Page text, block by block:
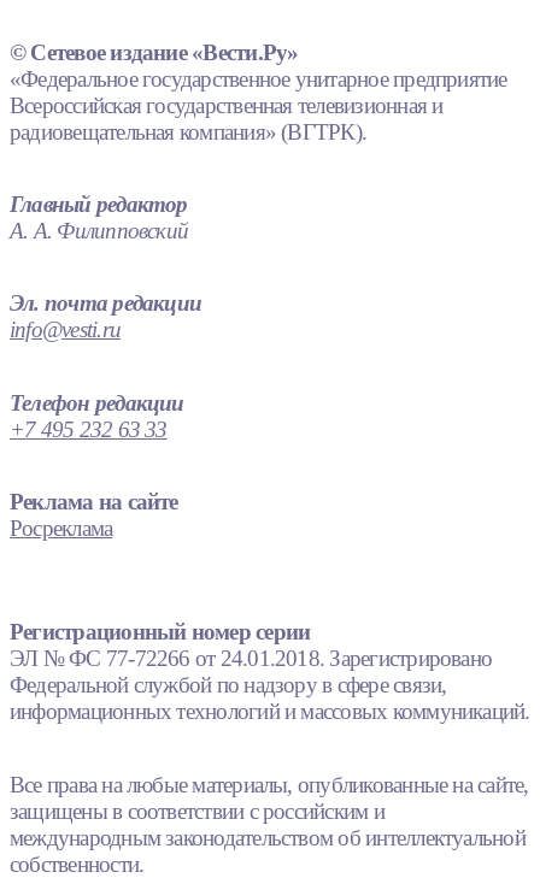
© Сетевое издание «Вести.Ру»
«Федеральное государственное унитарное предприятие
Всероссийская государственная телевизионная и
радиовещательная компания» (ВГТРК).
Главный редактор
А. А. Филипповский
Эл. почта редакции
info@vesti.ru
Телефон редакции
+7 495 232 63 33
Реклама на сайте
Росреклама
Регистрационный номер серии
ЭЛ № ФС 77-72266 от 24.01.2018. Зарегистрировано
Федеральной службой по надзору в сфере связи,
информационных технологий и массовых коммуникаций.
Все права на любые материалы, опубликованные на сайте,
защищены в соответствии с российским и
международным законодательством об интеллектуальной
собственности.